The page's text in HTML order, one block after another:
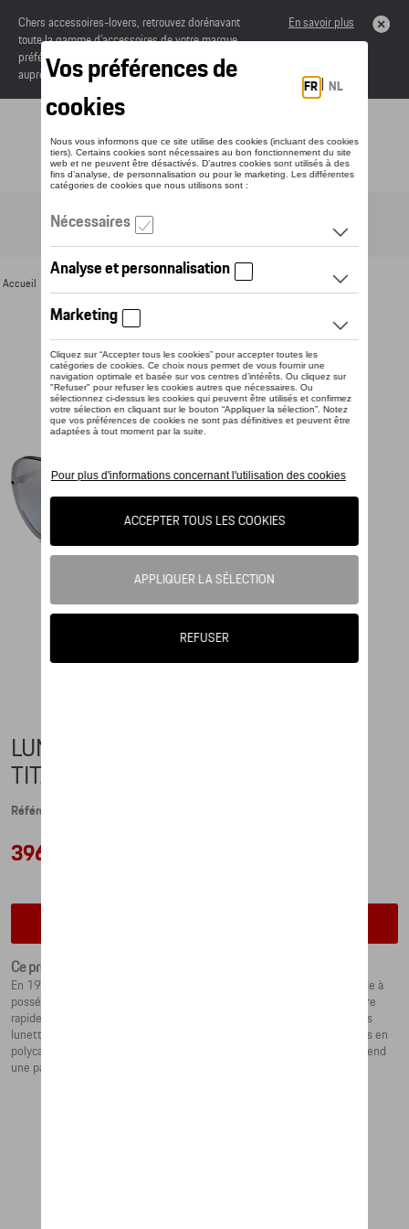
Chers accessoires-lovers, retrouvez dorénavant
toute la gamme d’accessoires de votre marque
préférée sous forme de catalogue à commander
auprès de votre concessionaire.
En savoir plus
Toggle navigation
Accueil
LUNETTES DE SOLEIL P´8478
TITANIUM
Référence: WAP0784780JB69
396,55 €
Ce produit n'est actuellement pas de stock
En 1978, les lunettes de soleil P´8478 étaient les premières au monde à
posséder un système de verres interchangeables. Grâce à une fermeture
rapide, les verres peuvent être changés en un clin d’oeil pour adapter les
lunettes à différentes conditions lumineuses. Monture en titane. Verres en
polycarbonate avec protection anti-UV à 100 %, en gris/argent. Comprend
une paire de verres de rechange en vert.